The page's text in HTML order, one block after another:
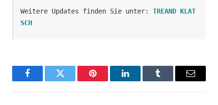
Weitere Updates finden Sie unter: TREAND KLAT
SCH
FacebookTwitter Pinterest LinkedInTumblr Email